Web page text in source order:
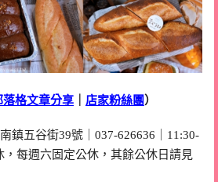
落格文章分享 店家粉絲團）
鎮五谷街39號｜037-626636｜11:30-
，每週六固定公休，其餘公休日請見